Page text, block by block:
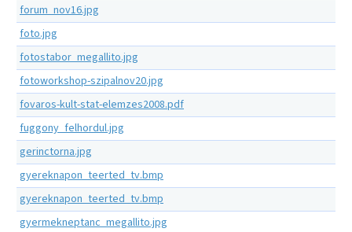
forum_nov16.jpg
foto.jpg
fotostabor_megallito.jpg
fotoworkshop-szipalnov20.jpg
fovaros-kult-stat-elemzes2008.pdf
fuggony_felhordul.jpg
gerinctorna.jpg
gyereknapon_teerted_tv.bmp
gyereknapon_teerted_tv.bmp
gyermekneptanc_megallito.jpg